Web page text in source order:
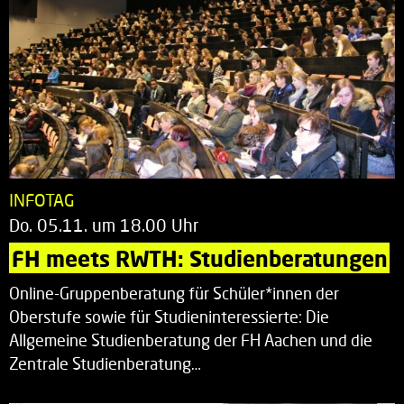
INFOTAG
Do. 05.11. um 18.00 Uhr
FH meets RWTH: Studienberatungen
Online-Gruppenberatung für Schüler*innen der
Oberstufe sowie für Studieninteressierte: Die
Allgemeine Studienberatung der FH Aachen und die
Zentrale Studienberatung…